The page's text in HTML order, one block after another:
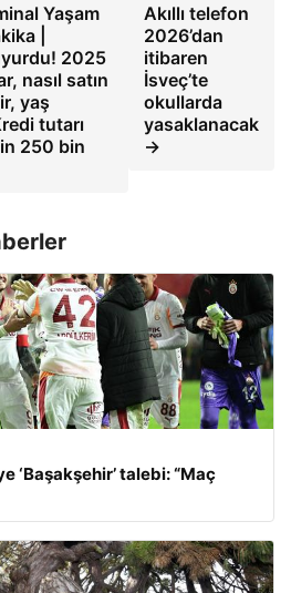
Yaşam
|
2025
nasıl satın
yaş
tutarı
250 bin
Akıllı telefon
2026’dan
itibaren
İsveç’te
okullarda
yasaklanacak
→
‘Başakşehir’ talebi: “Maç